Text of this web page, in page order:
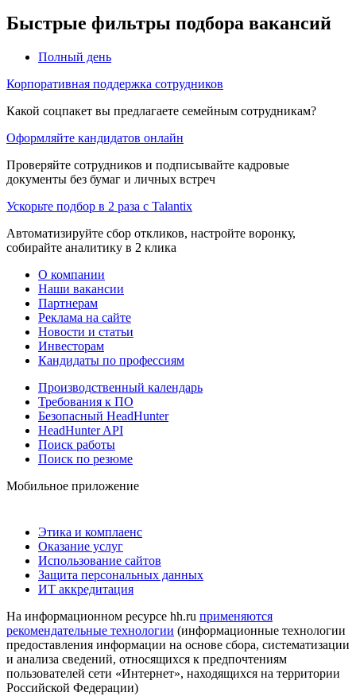
Быстрые фильтры подбора вакансий
Полный день
Корпоративная поддержка сотрудников
Какой соцпакет вы предлагаете семейным сотрудникам?
Оформляйте кандидатов онлайн
Проверяйте сотрудников и подписывайте кадровые
документы без бумаг и личных встреч
Ускорьте подбор в 2 раза с Talantix
Автоматизируйте сбор откликов, настройте воронку,
собирайте аналитику в 2 клика
О компании
Наши вакансии
Партнерам
Реклама на сайте
Новости и статьи
Инвесторам
Кандидаты по профессиям
Производственный календарь
Требования к ПО
Безопасный HeadHunter
HeadHunter API
Поиск работы
Поиск по резюме
Мобильное приложение
Этика и комплаенс
Оказание услуг
Использование сайтов
Защита персональных данных
ИТ аккредитация
На информационном ресурсе hh.ru применяются
рекомендательные технологии (информационные технологии
предоставления информации на основе сбора, систематизации
и анализа сведений, относящихся к предпочтениям
пользователей сети «Интернет», находящихся на территории
Российской Федерации)